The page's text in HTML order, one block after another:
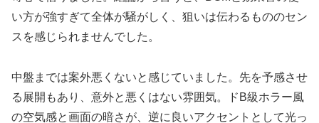
い方が強すぎて全体が騒がしく、狙いは伝わるもののセン
スを感じられませんでした。
中盤までは案外悪くないと感じていました。先を予感させ
る展開もあり、意外と悪くはない雰囲気。ドB級ホラー風
の空気感と画面の暗さが、逆に良いアクセントとして光っ